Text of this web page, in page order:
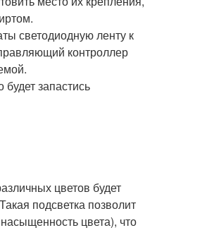
светодиодную ленту к
контроллер
запастись
цветов будет
подсветка позволит
цвета), что